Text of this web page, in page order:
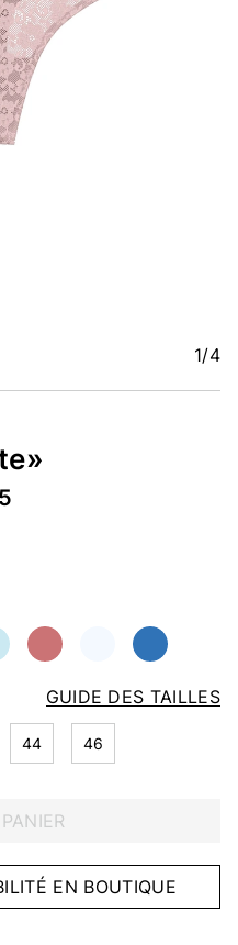
1/4
GUIDE DES TAILLES
44 46
EN BOUTIQUE